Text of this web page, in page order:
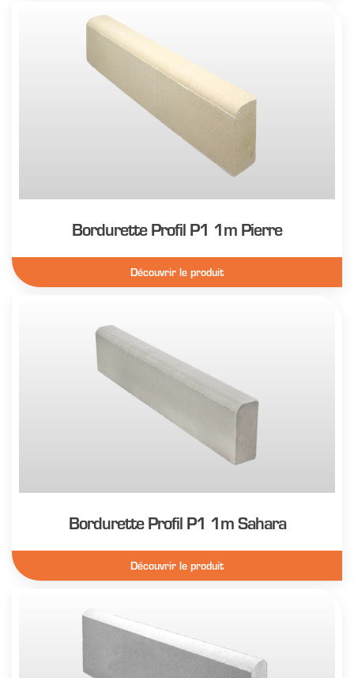
Bordurette Profil P1 1m Pierre
Découvrir le produit
Bordurette Profil P1 1m Sahara
Découvrir le produit